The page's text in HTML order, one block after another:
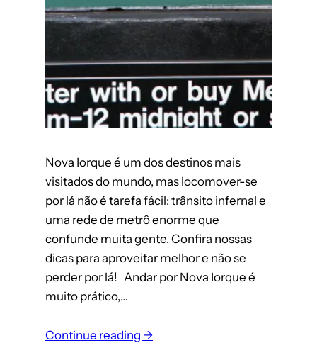
Nova Iorque é um dos destinos mais
visitados do mundo, mas locomover-se
por lá não é tarefa fácil: trânsito infernal e
uma rede de metrô enorme que
confunde muita gente. Confira nossas
dicas para aproveitar melhor e não se
perder por lá! Andar por Nova Iorque é
muito prático,…
Continue reading →: